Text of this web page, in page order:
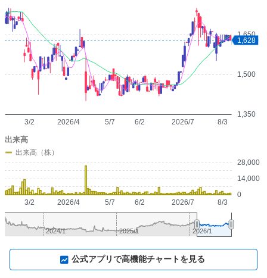
1,350
1,500
1,650
2026/4 2026/7
3/2 5/7 6/2 8/3
1,628
0
14,000
28,000
2026/4 2026/7
3/2 5/7 6/2 8/3
出来高
出来高（株）
2025/1
2024/1 2026/1
公式アプリで高機能チャートを見る